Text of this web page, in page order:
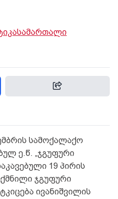
სამართალი
სამოქალაქო
ე.წ. „ჯგუფური
19 პირის
ჯგუფური
ივანიშვილის